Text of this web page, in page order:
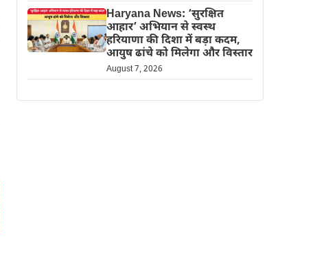
Haryana News: ‘सुरक्षित
आहार’ अभियान से स्वस्थ
हरियाणा की दिशा में बड़ा कदम,
आयुष ढांचे को मिलेगा और विस्तार
August 7, 2026